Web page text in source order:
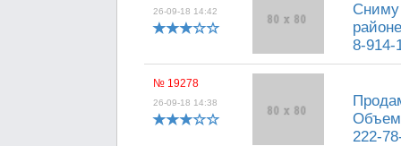
26-09-18 14:42
Сниму
8-914-
№ 19278
26-09-18 14:38
Объем
222-